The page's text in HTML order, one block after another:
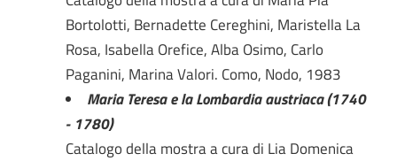
Bortolotti, Bernadette Cereghini, Maristella La
Rosa, Isabella Orefice, Alba Osimo, Carlo
Paganini, Marina Valori. Como, Nodo, 1983
Maria Teresa e la Lombardia austriaca (1740
- 1780)
Catalogo della mostra a cura di Lia Domenica